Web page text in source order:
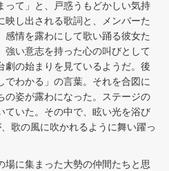
て」と、戸惑うもどかしい気持
映し出される歌詞と、メンバーた
感情を露わにして歌い踊る彼女た
強い意志を持った心の叫びとして
劇の始まりを見ているようだ。後
でわかる」の言葉。それを合図に
の姿が露わになった。ステージの
ていた。その中で、眩い光を浴び
歌の風に吹かれるように舞い躍っ
に集まった大勢の仲間たちと思